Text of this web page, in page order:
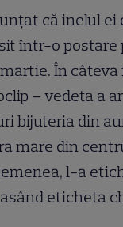
că inelul ei
într-o postare
În
– vedeta a
bijuteria din
mare din
l-a
eticheta